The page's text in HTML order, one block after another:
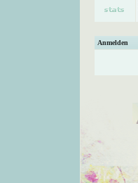
Anmelden